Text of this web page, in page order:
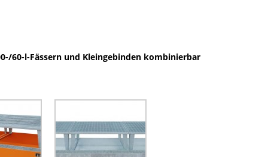
60-l-Fässern und Kleingebinden kombinierbar